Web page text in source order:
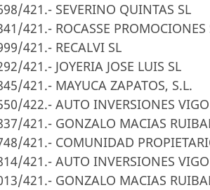
421.- SEVERINO QUINTAS SL
421.- ROCASSE PROMOCIONES
421.- RECALVI SL
421.- JOYERIA JOSE LUIS SL
421.- MAYUCA ZAPATOS, S.L.
422.- AUTO INVERSIONES
421.- GONZALO MACIAS
421.- COMUNIDAD
421.- AUTO INVERSIONES
421.- GONZALO MACIAS